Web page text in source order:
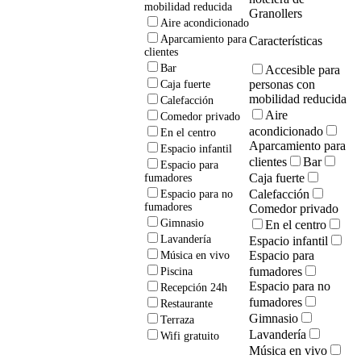
mobilidad reducida
Aire acondicionado
Aparcamiento para
clientes
Bar
Caja fuerte
Calefacción
Comedor privado
En el centro
Espacio infantil
Espacio para
fumadores
Espacio para no
fumadores
Gimnasio
Lavandería
Música en vivo
Piscina
Recepción 24h
Restaurante
Terraza
Wifi gratuito
Granollers
Características
Accesible para
personas con
mobilidad reducida
Aire
acondicionado
Aparcamiento para
clientes
Bar
Caja fuerte
Calefacción
Comedor privado
En el centro
Espacio infantil
Espacio para
fumadores
Espacio para no
fumadores
Gimnasio
Lavandería
Música en vivo